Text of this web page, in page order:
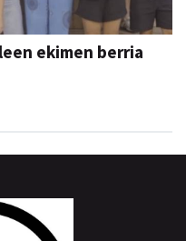
ekimen berria